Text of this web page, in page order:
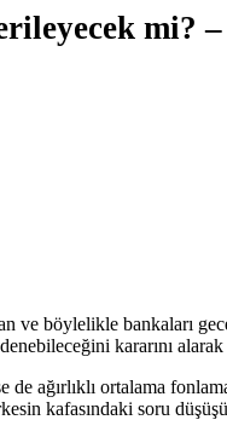
mi? –
ve böylelikle bankaları
kararını
de ağırlıklı ortalama
kafasındaki soru